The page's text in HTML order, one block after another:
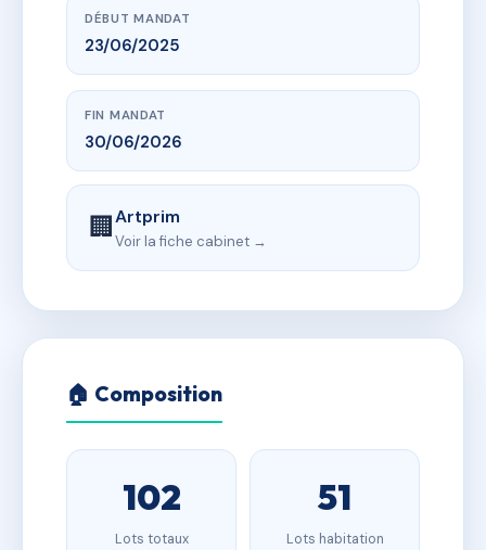
DÉBUT MANDAT
23/06/2025
FIN MANDAT
30/06/2026
🏢Artprim
Voir la fiche cabinet →
🏠 Composition
102
Lots totaux
51
Lots habitation